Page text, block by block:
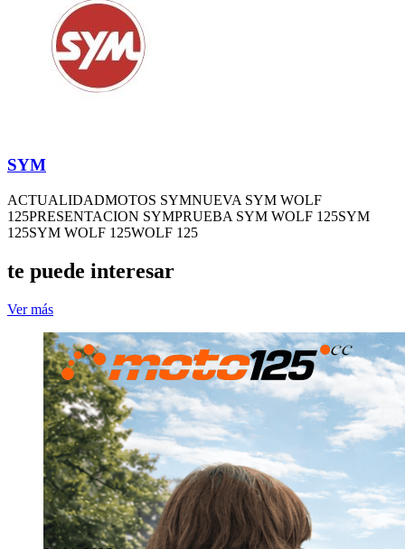
SYM
ACTUALIDADMOTOS SYMNUEVA SYM WOLF
125PRESENTACION SYMPRUEBA SYM WOLF 125SYM
125SYM WOLF 125WOLF 125
te puede interesar
Ver más